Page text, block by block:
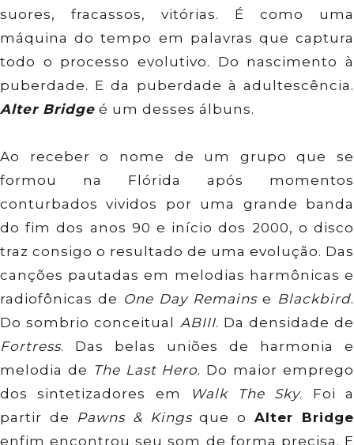
suores, fracassos, vitórias. É como uma
máquina do tempo em palavras que captura
todo o processo evolutivo. Do nascimento à
puberdade. E da puberdade à adultescência.
Alter Bridge é um desses álbuns.
Ao receber o nome de um grupo que se
formou na Flórida após momentos
conturbados vividos por uma grande banda
do fim dos anos 90 e início dos 2000, o disco
traz consigo o resultado de uma evolução. Das
canções pautadas em melodias harmônicas e
radiofônicas de One Day Remains e Blackbird.
Do sombrio conceitual ABIII. Da densidade de
Fortress. Das belas uniões de harmonia e
melodia de The Last Hero. Do maior emprego
dos sintetizadores em
Walk The Sky. Foi a
partir de Pawns & Kingsque o Alter Bridge
enfim encontrou seu som de forma precisa. E